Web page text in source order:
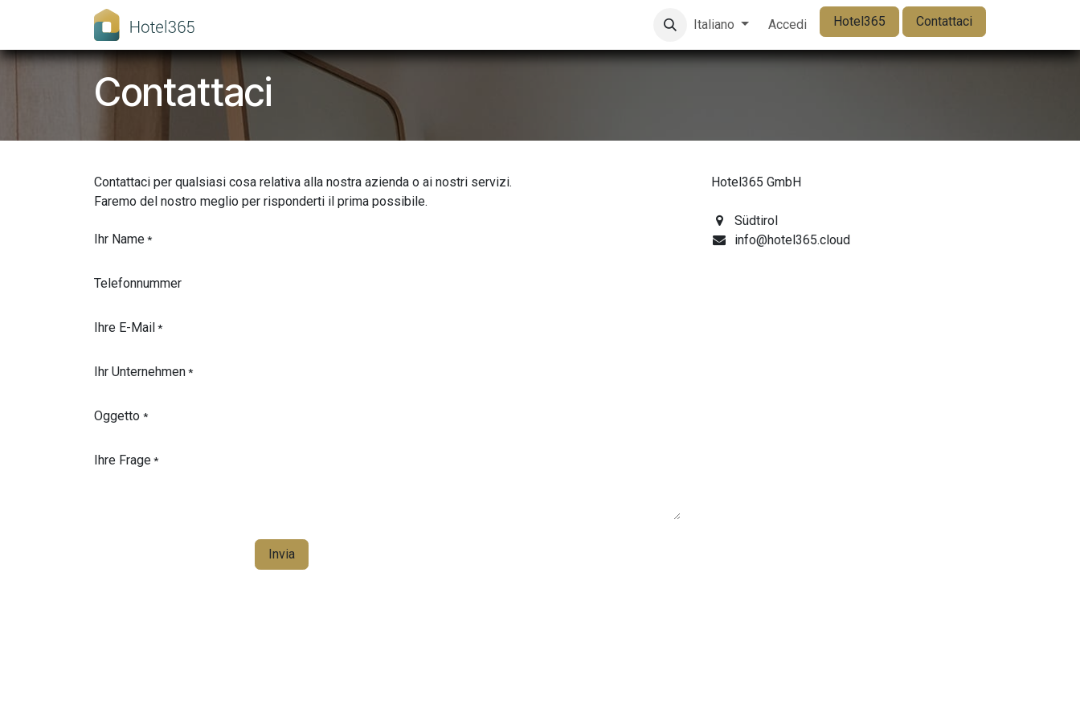
Passa al contenuto
Italiano Accedi Hotel365 Contattaci
Contattaci
Contattaci per qualsiasi cosa relativa alla nostra azienda o ai nostri servizi.
Faremo del nostro meglio per risponderti il prima possibile.
Ihr Name*
Telefonnummer
Ihre E-Mail*
Ihr Unternehmen*
Oggetto *
Ihre Frage*
Invia
Hotel365 GmbH
Südtirol
info@hotel365.cloud